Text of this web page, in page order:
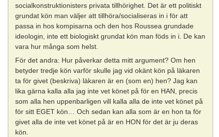
socialkonstruktionisters privata tillhörighet. Det är ett politiskt
grundat kön man väljer att tillhöra/socialiseras in i för att
passa in hos kompisarna och den hos Roussea grundade
ideologin, inte ett biologiskt grundat kön man föds in i. De kan
vara hur många som helst.
För det andra: Hur påverkar detta mitt argument? Om hen
betyder tredje kön varför skulle jag vid okänt kön på läkaren
ta för givet (beskriva) läkaren är en (som en) hen? Jag kan
lika gärna kalla alla jag inte vet könet på för en HAN, precis
som alla hen uppenbarligen vill kalla alla de inte vet könet på
för sitt EGET kön… Och sedan kan alla som är en hon ta för
givet alla de inte vet könet på är en HON för det är ju deras
kön.